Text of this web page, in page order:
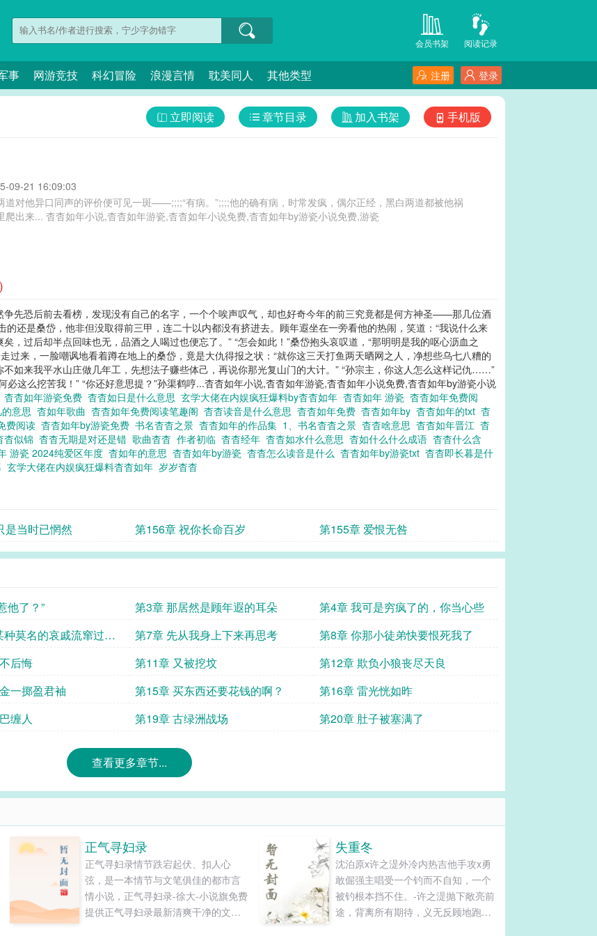
阅读记录
会员书架
事 网游竞技 科幻冒险 浪漫言情 耽美同人 其他类型 登录
注册
手机版
加入书架
章节目录
立即阅读
09-21 16:09:03
道对他异口同声的评价便可见一斑——;;;;“有病。”;;;;他的确有病，时常发疯，偶尔正经，黑白两道都被他祸
害得不轻。所以晏伽从阴沟里爬出来... 杳杳如年小说,杳杳如年游瓷,杳杳如年小说免费,杳杳如年by游瓷小说免费,游瓷
先恐后前去看榜，发现没有自己的名字，一个个唉声叹气，却也好奇今年的前三究竟都是何方神圣——那几位酒
还是桑岱，他非但没取得前三甲，连二十以内都没有挤进去。顾年遐坐在一旁看他的热闹，笑道：“我说什么来
，过后却半点回味也无，品酒之人喝过也便忘了。” “怎会如此！”桑岱抱头哀叹道，“那明明是我的呕心沥血之
过来，一脸嘲讽地看着蹲在地上的桑岱，竟是大仇得报之状：“就你这三天打鱼两天晒网之人，净想些乌七八糟的
如来我平水山庄做几年工，先想法子赚些体己，再说你那光复山门的大计。” “孙宗主，你这人怎么这样记仇……”
这么挖苦我！” “你还好意思提？”孙渠鹤哼...杳杳如年小说,杳杳如年游瓷,杳杳如年小说免费,杳杳如年by游瓷小说
杳杳如年游瓷免费 杳杳如日是什么意思 玄学大佬在内娱疯狂爆料by杳杳如年 杳杳如年 游瓷 杳杳如年免费阅
意思 杳如年歌曲 杳杳如年免费阅读笔趣阁 杳杳读音是什么意思 杳杳如年免费 杳杳如年by 杳杳如年的txt 杳
费阅读 杳杳如年by游瓷免费 书名杳杳之景 杳杳如年的作品集 1、书名杳杳之景 杳杳啥意思 杳杳如年晋江 杳
杳似锦 杳杳无期是对还是错 歌曲杳杳 作者初临 杳杳经年 杳杳如水什么意思 杳如什么什么成语 杳杳什么含
游瓷 2024纯爱区年度 杳如年的意思 杳杳如年by游瓷 杳杳怎么读音是什么 杳杳如年by游瓷txt 杳杳即长暮是什
玄学大佬在内娱疯狂爆料杳杳如年 岁岁杳杳
是当时已惘然 第156章 祝你长命百岁 第155章 爱恨无咎
他了？” 第3章 那居然是顾年遐的耳朵
第4章 我可是穷疯了的，你当心些
种莫名的哀戚流窜过心
第7章 先从我身上下来再思考
第8章 你那小徒弟快要恨死我了
后悔 第11章 又被挖坟
第12章 欺负小狼丧尽天良
一掷盈君袖 第15章 买东西还要花钱的啊？
第16章 雷光恍如昨
缠人 第19章 古绿洲战场 第20章 肚子被塞满了
查看更多章节...
正气寻妇录
正气寻妇录情节跌宕起伏、扣人心
弦，是一本情节与文笔俱佳的都市言
情小说，正气寻妇录-徐大-小说旗免费
提供正气寻妇录最新清爽干净的文字
失重冬
沈泊原x许之湜外冷内热吉他手攻x勇
敢倔强主唱受一个钓而不自知，一个
被钓根本挡不住。-许之湜抛下敞亮前
途，背离所有期待，义无反顾地跑去